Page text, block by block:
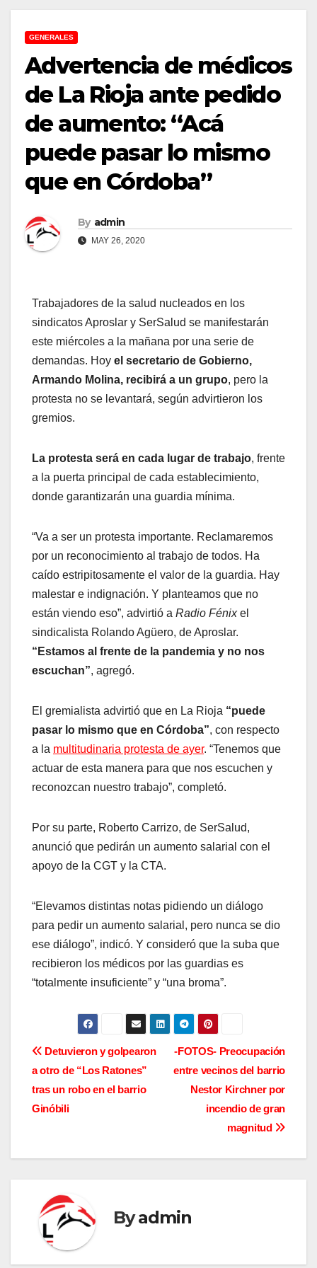
GENERALES
Advertencia de médicos
de La Rioja ante pedido
de aumento: “Acá
puede pasar lo mismo
que en Córdoba”
By admin
MAY 26, 2020
Trabajadores de la salud nucleados en los
sindicatos Aproslar y SerSalud se manifestarán
este miércoles a la mañana por una serie de
demandas. Hoy el secretario de Gobierno,
Armando Molina, recibirá a un grupo, pero la
protesta no se levantará, según advirtieron los
gremios.
La protesta será en cada lugar de trabajo, frente
a la puerta principal de cada establecimiento,
donde garantizarán una guardia mínima.
“Va a ser un protesta importante. Reclamaremos
por un reconocimiento al trabajo de todos. Ha
caído estripitosamente el valor de la guardia. Hay
malestar e indignación. Y planteamos que no
están viendo eso”, advirtió a Radio Fénixel
sindicalista Rolando Agüero, de Aproslar.
“Estamos al frente de la pandemia y no nos
escuchan”, agregó.
El gremialista advirtió que en La Rioja “puede
pasar lo mismo que en Córdoba”, con respecto
a la multitudinaria protesta de ayer. “Tenemos que
actuar de esta manera para que nos escuchen y
reconozcan nuestro trabajo”, completó.
Por su parte, Roberto Carrizo, de SerSalud,
anunció que pedirán un aumento salarial con el
apoyo de la CGT y la CTA.
“Elevamos distintas notas pidiendo un diálogo
para pedir un aumento salarial, pero nunca se dio
ese diálogo”, indicó. Y consideró que la suba que
recibieron los médicos por las guardias es
“totalmente insuficiente” y “una broma”.
N
a
v
a
c
i
-FOTOS- Preocupación
entre vecinos del barrio
Nestor Kirchner por
incendio de gran
magnitud
Detuvieron y golpearon
a otro de “Los Ratones”
tras un robo en el barrio
Ginóbili
Byadmin